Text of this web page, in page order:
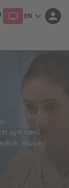
EN expand_more person
syn není
musejí